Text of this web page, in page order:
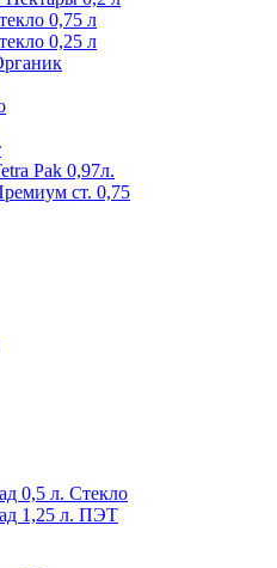
0,75 л
0,25 л
Pak 0,97л.
ст. 0,75
0,5 л. Стекло
1,25 л. ПЭТ